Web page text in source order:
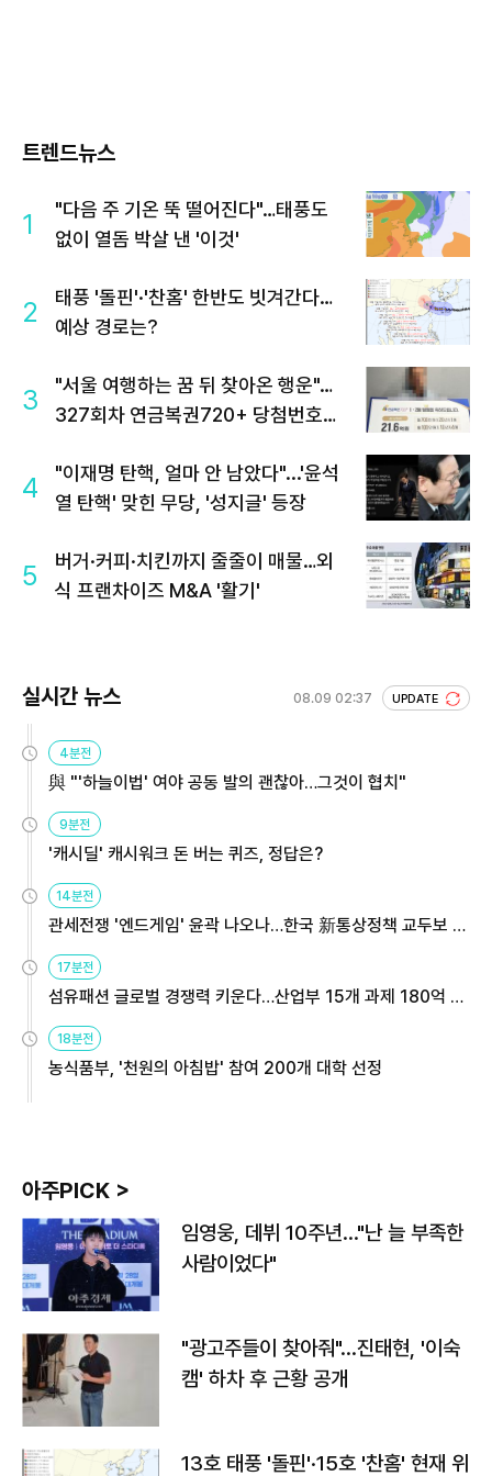
트렌드뉴스
1
"다음 주 기온 뚝 떨어진다"…태풍도
없이 열돔 박살 낸 '이것'
2
태풍 '돌핀'·'찬홈' 한반도 빗겨간다…
예상 경로는?
3
"서울 여행하는 꿈 뒤 찾아온 행운"…
327회차 연금복권720+ 당첨번호조
4
"이재명 탄핵, 얼마 안 남았다"...'윤석
열 탄핵' 맞힌 무당, '성지글' 등장
5
버거·커피·치킨까지 줄줄이 매물…외
식 프랜차이즈 M&A '활기'
실시간 뉴스 08.09 02:37 UPDATE
4분전
與 "'하늘이법' 여야 공동 발의 괜찮아…그것이 협치"
9분전
'캐시딜' 캐시워크 돈 버는 퀴즈, 정답은?
14분전
관세전쟁 '엔드게임' 윤곽 나오나…한국 新통상정책 교두보 활
용해야
17분전
섬유패션 글로벌 경쟁력 키운다…산업부 15개 과제 180억 지
원
18분전
농식품부, '천원의 아침밥' 참여 200개 대학 선정
아주PICK >
임영웅, 데뷔 10주년…"난 늘 부족한
사람이었다"
"광고주들이 찾아줘"…진태현, '이숙
캠' 하차 후 근황 공개
13호 태풍 '돌핀'·15호 '찬홈' 현재 위